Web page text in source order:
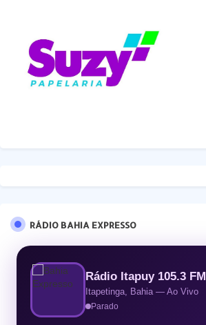
RÁDIO BAHIA EXPRESSO
Rádio Itapuy 105.3 FM
Itapetinga, Bahia — Ao Vivo
Parado